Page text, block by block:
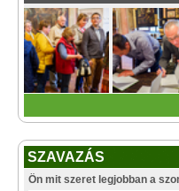
SZAVAZÁS
Ön mit szeret legjobban a